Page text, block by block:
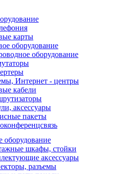
карты
оборудование
оборудование
Интернет - центры
кабели
аксессуары
пакеты
шкафы, стойки
аксессуары
разъемы